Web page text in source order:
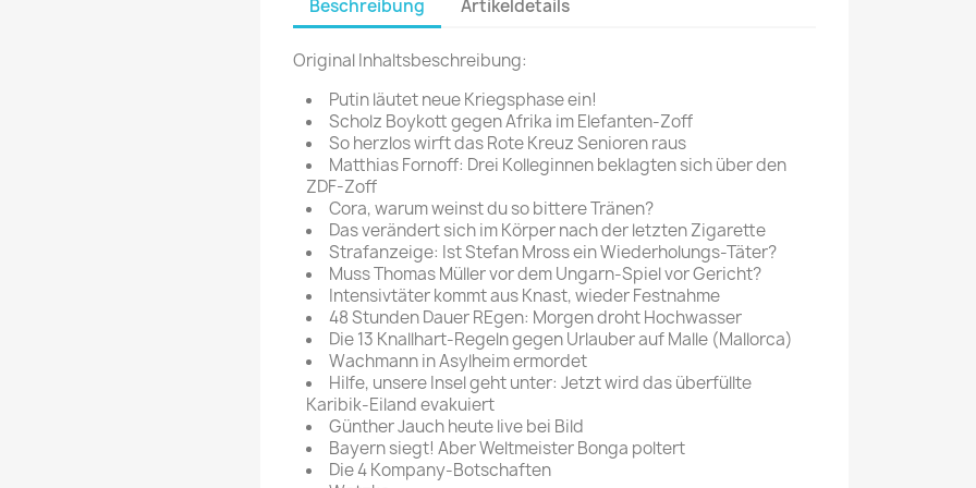
Mare
Selbst ist der
Mann
TAGES &
WOCHENZEITUNGEN
Bildzeitung
Frankfurter Allgemeine
Magazin
Frankfurter Illustrierte
SONSTIGE
Sonstige
Magazine
Beschreibung Artikeldetails
Original Inhaltsbeschreibung:
Putin läutet neue Kriegsphase ein!
Scholz Boykott gegen Afrika im Elefanten-Zoff
So herzlos wirft das Rote Kreuz Senioren raus
Matthias Fornoff: Drei Kolleginnen beklagten sich über den
ZDF-Zoff
Cora, warum weinst du so bittere Tränen?
Das verändert sich im Körper nach der letzten Zigarette
Strafanzeige: Ist Stefan Mross ein Wiederholungs-Täter?
Muss Thomas Müller vor dem Ungarn-Spiel vor Gericht?
Intensivtäter kommt aus Knast, wieder Festnahme
48 Stunden Dauer REgen: Morgen droht Hochwasser
Die 13 Knallhart-Regeln gegen Urlauber auf Malle (Mallorca)
Wachmann in Asylheim ermordet
Hilfe, unsere Insel geht unter: Jetzt wird das überfüllte
Karibik-Eiland evakuiert
Günther Jauch heute live bei Bild
Bayern siegt! Aber Weltmeister Bonga poltert
Die 4 Kompany-Botschaften